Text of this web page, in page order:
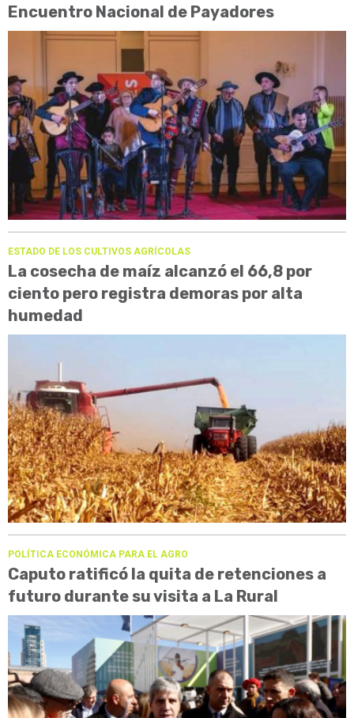
Encuentro Nacional de Payadores
ESTADO DE LOS CULTIVOS AGRÍCOLAS
La cosecha de maíz alcanzó el 66,8 por
ciento pero registra demoras por alta
humedad
POLÍTICA ECONÓMICA PARA EL AGRO
Caputo ratificó la quita de retenciones a
futuro durante su visita a La Rural